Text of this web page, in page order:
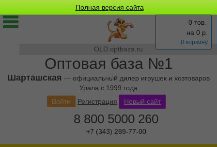
Полная версия сайта
OLD.optbaza.ru
Оптовая база №1
Шарташская — официальный дилер игрушек и хозтоваров
Урала с 1999 года
0 тов.
на 0 р.
В корзину
Войти Регистрация Новый сайт
8 800 5000 260
+7 (343) 289-77-00